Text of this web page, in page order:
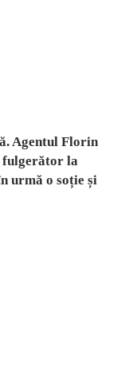
Agentul Florin
fulgerător la
urmă o soție și